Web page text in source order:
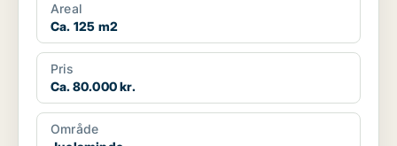
Areal
Ca. 125 m2
Pris
Ca. 80.000 kr.
Område